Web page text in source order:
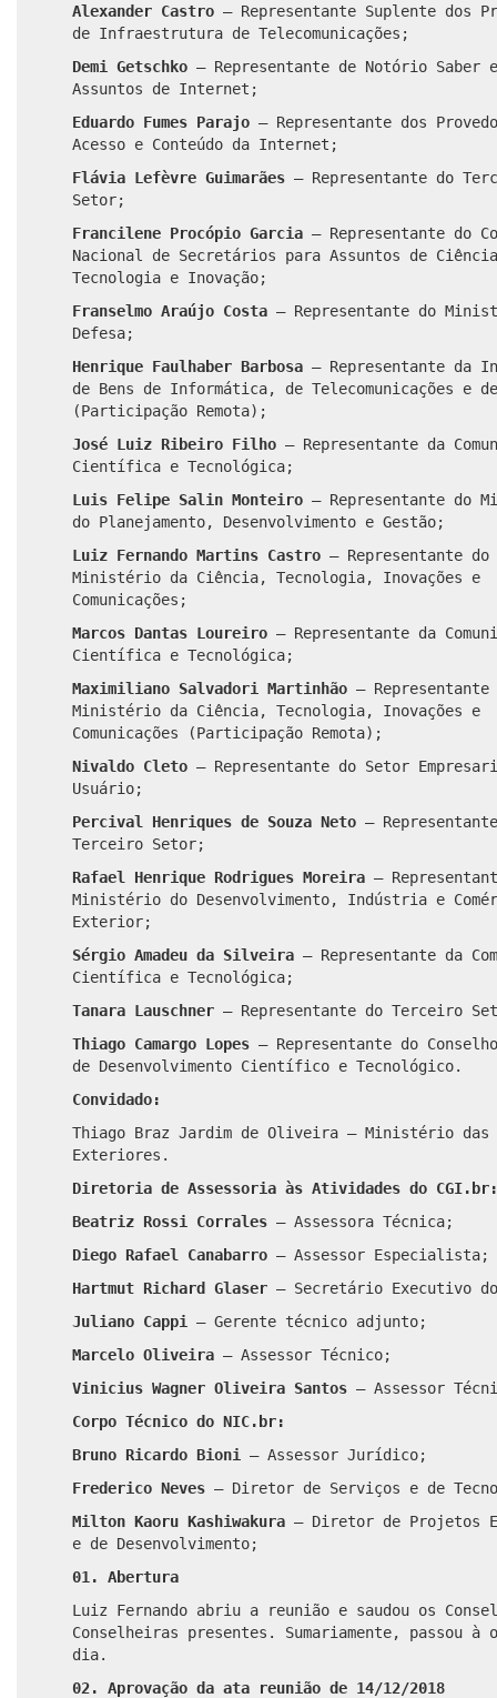
Alexander Castro – Representante Suplente dos
de Infraestrutura de Telecomunicações;
Demi Getschko – Representante de Notório Saber
Assuntos de Internet;
Eduardo Fumes Parajo – Representante dos
Acesso e Conteúdo da Internet;
Flávia Lefèvre Guimarães – Representante do
Setor;
Francilene Procópio Garcia – Representante do
Nacional de Secretários para Assuntos de
Tecnologia e Inovação;
Franselmo Araújo Costa – Representante do
Defesa;
Henrique Faulhaber Barbosa – Representante da
de Bens de Informática, de Telecomunicações e
(Participação Remota);
José Luiz Ribeiro Filho – Representante da
Científica e Tecnológica;
Luis Felipe Salin Monteiro – Representante do
do Planejamento, Desenvolvimento e Gestão;
Luiz Fernando Martins Castro – Representante do
Ministério da Ciência, Tecnologia, Inovações e
Comunicações;
Marcos Dantas Loureiro – Representante da
Científica e Tecnológica;
Maximiliano Salvadori Martinhão – Representante
Ministério da Ciência, Tecnologia, Inovações e
Comunicações (Participação Remota);
Nivaldo Cleto – Representante do Setor
Usuário;
Percival Henriques de Souza Neto –
Terceiro Setor;
Rafael Henrique Rodrigues Moreira –
Ministério do Desenvolvimento, Indústria e
Exterior;
Sérgio Amadeu da Silveira – Representante da
Científica e Tecnológica;
Tanara Lauschner – Representante do Terceiro
Thiago Camargo Lopes – Representante do
de Desenvolvimento Científico e Tecnológico.
Convidado:
Thiago Braz Jardim de Oliveira – Ministério das
Exteriores.
Diretoria de Assessoria às Atividades do CGI.br:
Beatriz Rossi Corrales – Assessora Técnica;
Diego Rafael Canabarro – Assessor Especialista;
Hartmut Richard Glaser – Secretário Executivo
Juliano Cappi
– Gerente técnico adjunto;
Marcelo Oliveira – Assessor Técnico;
Vinicius Wagner Oliveira Santos – Assessor
Corpo Técnico do NIC.br:
Bruno Ricardo Bioni
– Assessor Jurídico;
Frederico Neves – Diretor de Serviços e de
Milton Kaoru Kashiwakura – Diretor de Projetos
e de Desenvolvimento;
01. Abertura
Luiz Fernando abriu a reunião e saudou os
Conselheiras presentes.
Sumariamente, passou à
dia.
02. Aprovação da ata reunião de 14/12/2018